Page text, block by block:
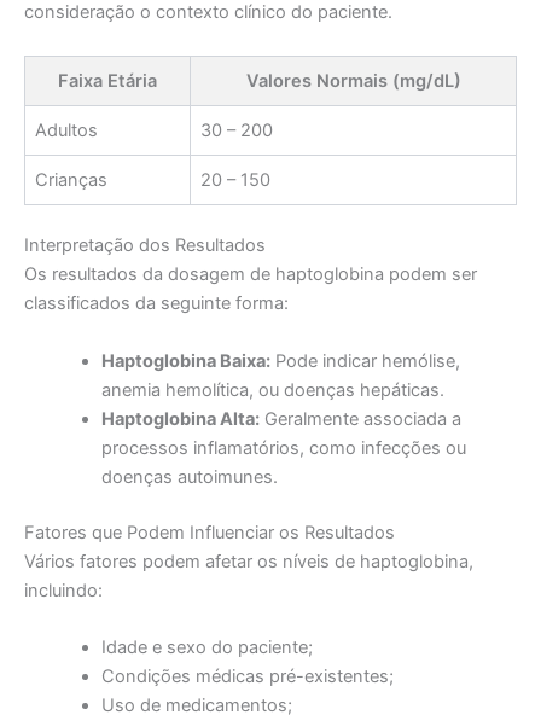
consideração o contexto clínico do paciente.
Faixa Etária Valores Normais (mg/dL)
Adultos 30 – 200
Crianças 20 – 150
Interpretação dos Resultados
Os resultados da dosagem de haptoglobina podem ser
classificados da seguinte forma:
Haptoglobina Baixa:Pode indicar hemólise,
anemia hemolítica, ou doenças hepáticas.
Haptoglobina Alta:Geralmente associada a
processos inflamatórios, como infecções ou
doenças autoimunes.
Fatores que Podem Influenciar os Resultados
Vários fatores podem afetar os níveis de haptoglobina,
incluindo:
Idade e sexo do paciente;
Condições médicas pré-existentes;
Uso de medicamentos;